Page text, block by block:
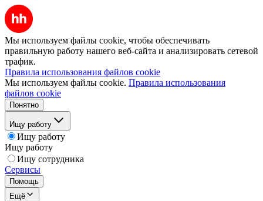
Мы используем файлы cookie, чтобы обеспечивать
правильную работу нашего веб-сайта и анализировать сетевой
трафик.
Правила использования файлов cookie
Мы используем файлы cookie. Правила использования
файлов cookie
Понятно
Ищу работу
Ищу работу
Ищу работу
Ищу сотрудника
Сервисы
Помощь
Ещё